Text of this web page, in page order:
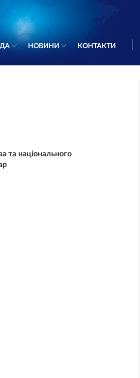
НОВИНИ КОНТАКТИ
та національного